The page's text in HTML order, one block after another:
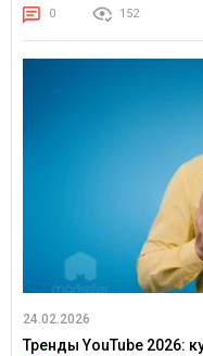
0 152
24.02.2026
Тренды YouTube 2026: